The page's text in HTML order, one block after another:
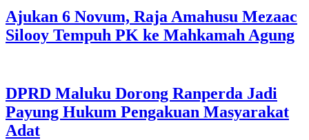
Ajukan 6 Novum, Raja Amahusu Mezaac
Silooy Tempuh PK ke Mahkamah Agung
DPRD Maluku Dorong Ranperda Jadi
Payung Hukum Pengakuan Masyarakat
Adat